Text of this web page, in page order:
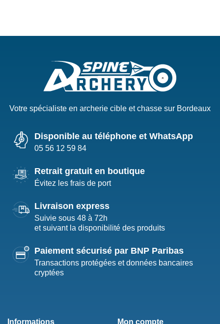
Votre spécialiste en archerie cible et chasse sur Bordeaux
Disponible au téléphone et WhatsApp
05 56 12 59 84
Retrait gratuit en boutique
Évitez les frais de port
Livraison express
Suivie sous 48 à 72h
et suivant la disponibilité des produits
Paiement sécurisé par BNP Paribas
Transactions protégées et données bancaires
cryptées
Informations Mon compte